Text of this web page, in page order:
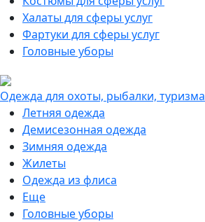
Халаты для сферы услуг
Фартуки для сферы услуг
Головные уборы
Одежда для охоты, рыбалки, туризма
Летняя одежда
Демисезонная одежда
Зимняя одежда
Жилеты
Одежда из флиса
Еще
Головные уборы